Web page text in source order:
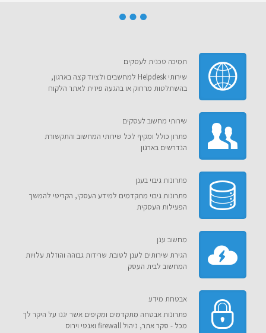
תמיכה טכנית לעסקים
שירותי Helpdesk למחשבים ולציוד קצה בארגון,
בהשתלטות מרחוק או בהגעה פיזית לאתר הלקוח
שירותי מחשוב לעסקים
פתרון כולל ומקיף לכל שירותי המחשוב והתקשורת
הנדרשים בארגון
פתרונות גיבוי בענן
פתרונות גיבוי מתקדמים למידע העסקי, הקריטי להמשך
הפעילות העסקית
מחשוב ענן
הגירת שירותים לענן לטובת שרידות גבוהה והוזלת עלויות
המחשוב לבית העסק
אבטחת מידע
פתרונות אבטחה מתקדמים ומקיפים אשר יגנו על היקר לך
מכל - סקר אתר, ניהול firewall ואנטי וירוס